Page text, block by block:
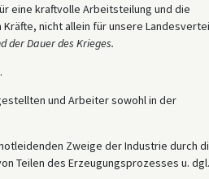
eine kraftvolle Arbeitsteilung und die
nicht allein für unsere
der Dauer des Krieges.
und Arbeiter sowohl in der
Zweige der Industrie durch
Teilen des Erzeugungsprozesses u. dgl.